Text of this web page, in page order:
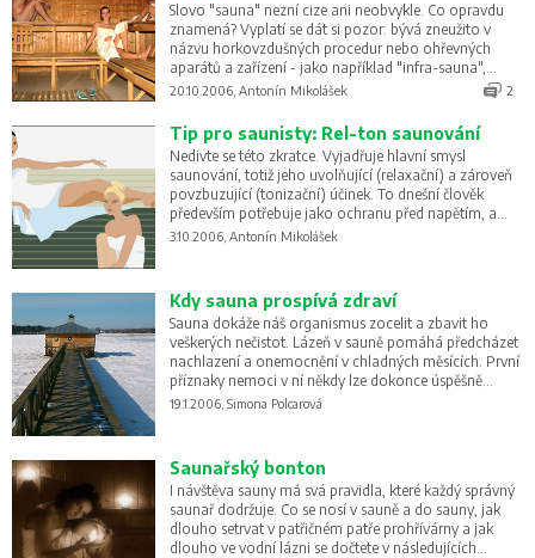
Slovo "sauna" nezní cize ani neobvykle. Co opravdu
znamená? Vyplatí se dát si pozor: bývá zneužito v
názvu horkovzdušných procedur nebo ohřevných
aparátů a zařízení - jako například "infra-sauna",
"sauna-belt" a nebo dokonce "kontaktní sauna", která
20.10.2006, Antonín Mikolášek 2
Tip pro saunisty: Rel-ton saunování
Nedivte se této zkratce. Vyjadřuje hlavní smysl
saunování, totiž jeho uvolňující (relaxační) a zároveň
povzbuzující (tonizační) účinek. To dnešní člověk
především potřebuje jako ochranu před napětím, a
hlavně psychickou nepohodou, zkrátka před vším,
3.10.2006, Antonín Mikolášek
Kdy sauna prospívá zdraví
Sauna dokáže náš organismus zocelit a zbavit ho
veškerých nečistot. Lázeň v sauně pomáhá předcházet
nachlazení a onemocnění v chladných měsících. První
příznaky nemoci v ní někdy lze dokonce úspěšně
zahnat.
19.1.2006, Simona Polcarová
Saunařský bonton
I návštěva sauny má svá pravidla, které každý správný
saunař dodržuje. Co se nosí v sauně a do sauny, jak
dlouho setrvat v patřičném patře prohřívárny a jak
dlouho ve vodní lázni se dočtete v následujících